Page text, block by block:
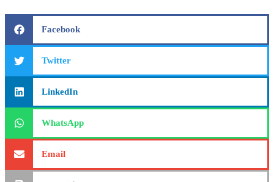
Facebook
Twitter
LinkedIn
WhatsApp
Email